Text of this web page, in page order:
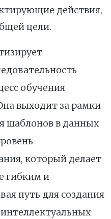
действия,
цели.
обучения
выходит за рамки
шаблонов в данных
который делает
гибким и
путь для создания